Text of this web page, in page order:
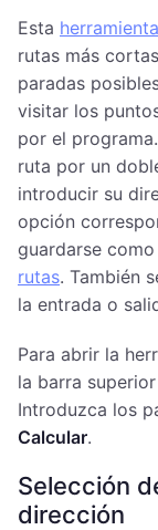
Esta herramienta
rutas más
paradas
visitar los
por el
ruta por un
introducir su
opción
guardarse como
rutas. También
la entrada o
Para abrir la
la barra
Introduzca los
Calcular.
Selección
dirección